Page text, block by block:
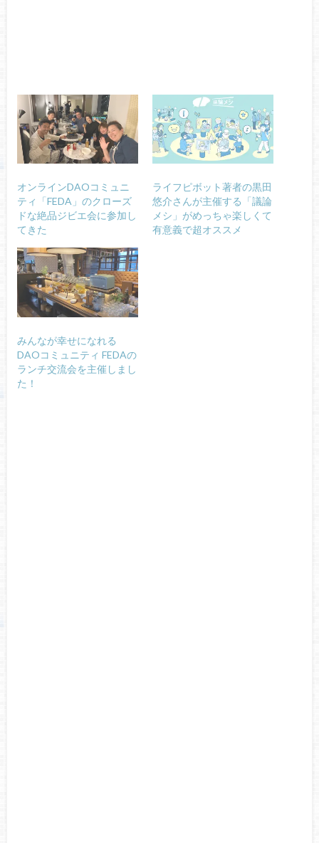
オンラインDAOコミュニ
ティ「FEDA」のクローズ
ドな絶品ジビエ会に参加し
てきた
ライフピボット著者の黒田
悠介さんが主催する「議論
メシ」がめっちゃ楽しくて
有意義で超オススメ
みんなが幸せになれる
DAOコミュニティ FEDAの
ランチ交流会を主催しまし
た！